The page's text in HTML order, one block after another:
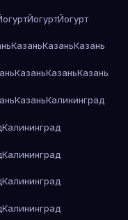
ЙогуртЙогурт
КазаньКазаньКазань
КазаньКазаньКазань
КазаньКалининград
Калининград
Калининград
Калининград
Калининград